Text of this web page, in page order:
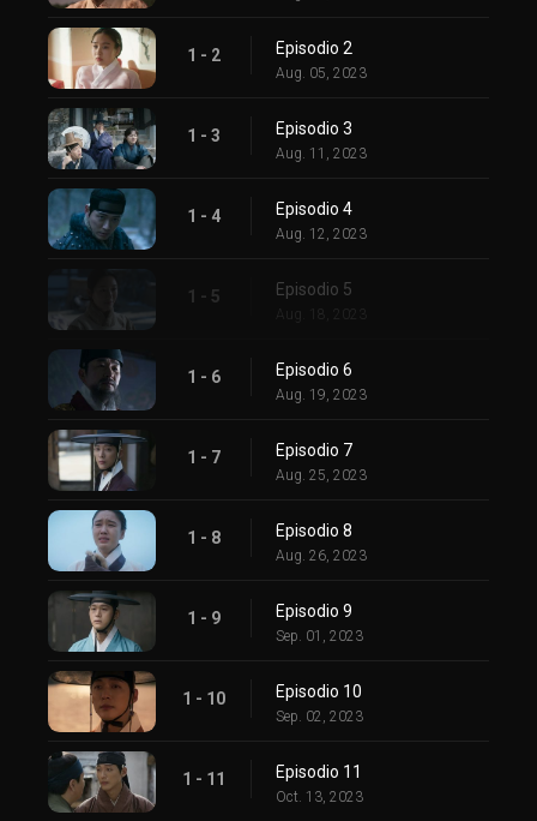
1 - 2 Episodio 2
Aug. 05, 2023
1 - 3 Episodio 3
Aug. 11, 2023
1 - 4 Episodio 4
Aug. 12, 2023
1 - 5 Episodio 5
Aug. 18, 2023
1 - 6 Episodio 6
Aug. 19, 2023
1 - 7 Episodio 7
Aug. 25, 2023
1 - 8 Episodio 8
Aug. 26, 2023
1 - 9 Episodio 9
Sep. 01, 2023
1 - 10 Episodio 10
Sep. 02, 2023
1 - 11 Episodio 11
Oct. 13, 2023